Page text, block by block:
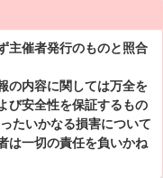
主催者発行のものと照合
の内容に関しては万全を
び安全性を保証するもの
たいかなる損害について
は一切の責任を負いかね